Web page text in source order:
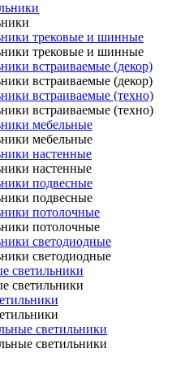
трековые и шинные
трековые и шинные
встраиваемые (декор)
встраиваемые (декор)
встраиваемые (техно)
встраиваемые (техно)
мебельные
мебельные
настенные
настенные
подвесные
подвесные
потолочные
потолочные
светодиодные
светодиодные
светильники
светильники
светильники
светильники